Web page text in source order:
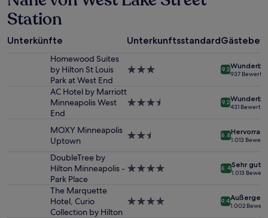
für
einen
mit
2 Erwachsenen
gefunden
Verfügbarkeiten
zusätzliche
Bedingungen
Station
Unterkünfte Unterkunftsstandard
Homewood Suites
by Hilton St Louis
Park at West End
3.0-
Unterkunft
9.2
937
AC Hotel by Marriott
Minneapolis West
End
3.5-
9.2
431
MOXY Minneapolis
Uptown
2.5-
8.8
1.013
DoubleTree by
Hilton Minneapolis -
Park Place
4.0-
8.4Sehr gut
1.013
The Marquette
Hotel, Curio
Collection by Hilton
4.0-
9.4
1.002